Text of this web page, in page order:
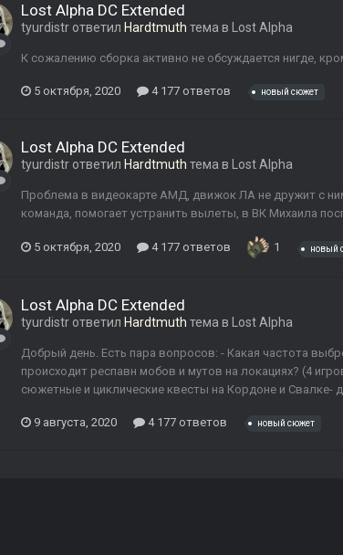
Lost Alpha DC Extended
tyurdistr ответил Hardtmuth тема в Lost Alpha
К сожалению сборка активно не обсуждается нигде,
5 октября, 2020 4 177 ответов новый сюжет
Lost Alpha DC Extended
tyurdistr ответил Hardtmuth тема в Lost Alpha
Проблема в видеокарте АМД, движок ЛА не дружит с
команда, помогает устранить вылеты, в ВК Михаила
5 октября, 2020 4 177 ответов 1 новый
Lost Alpha DC Extended
tyurdistr ответил Hardtmuth тема в Lost Alpha
Добрый день. Есть пара вопросов: - Какая частота
происходит респавн мобов и мутов на локациях? (4
сюжетные и циклические квесты на Кордоне и Свалке-
9 августа, 2020 4 177 ответов новый сюжет